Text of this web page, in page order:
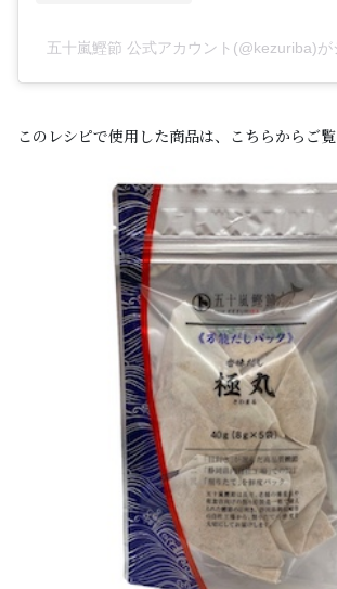
五十嵐鰹節 公式アカウント(@kezuriba)が
このレシピで使用した商品は、こちらからご覧